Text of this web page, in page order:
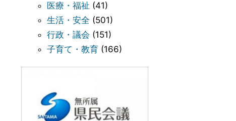
医療・福祉 (41)
生活・安全 (501)
行政・議会 (151)
子育て・教育 (166)